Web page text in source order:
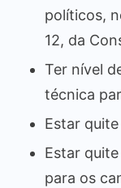
políticos,
12, da
Ter nível
técnica
Estar
Estar
para os